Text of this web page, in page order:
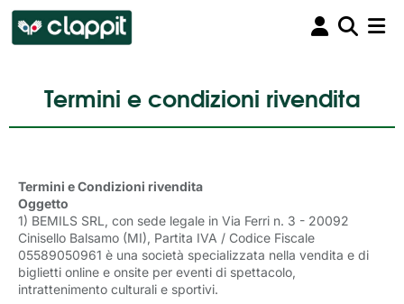
Termini e condizioni rivendita
Termini e Condizioni rivendita
Oggetto
1) BEMILS SRL, con sede legale in Via Ferri n. 3 - 20092
Cinisello Balsamo (MI), Partita IVA / Codice Fiscale
05589050961 è una società specializzata nella vendita e di
biglietti online e onsite per eventi di spettacolo,
intrattenimento culturali e sportivi.